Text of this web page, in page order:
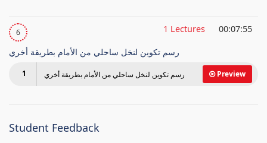
6 1 Lectures 00:07:55
رسم تكوين لنخل ساحلي من الأمام بطريقة أخري
1 Preview رسم تكوين لنخل ساحلي من الأمام بطريقة أخري
Student Feedback